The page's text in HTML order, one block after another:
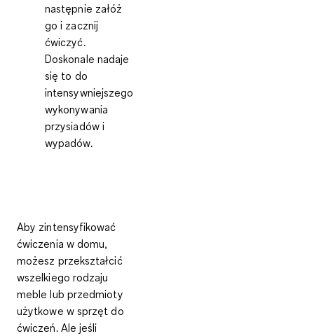
następnie załóż
go i zacznij
ćwiczyć.
Doskonale nadaje
się to do
intensywniejszego
wykonywania
przysiadów i
wypadów.
Aby zintensyfikować
ćwiczenia w domu,
możesz przekształcić
wszelkiego rodzaju
meble lub przedmioty
użytkowe w sprzęt do
ćwiczeń. Ale jeśli